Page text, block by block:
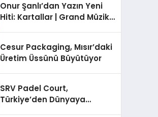
Onur Şanlı’dan Yazın Yeni
Hiti: Kartallar | Grand Müzik
Cesur Packaging, Mısır’daki
Üretim Üssünü Büyütüyor
SRV Padel Court,
Türkiye’den Dünyaya